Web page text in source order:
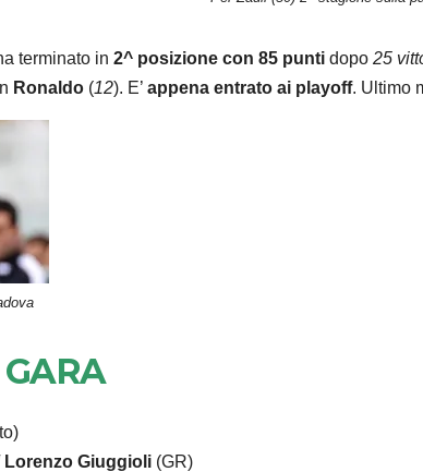
terminato in 2^ posizione con 85 punti dopo 25
Ronaldo (12). E’ appena entrato ai playoff. Ultimo
Lorenzo Giuggioli (GR)